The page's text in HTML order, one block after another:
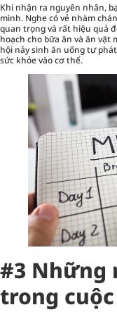
Khi nhận ra nguyên nhân,
mình. Nghe có vẻ nhàm
quan trọng và rất hiệu quả
hoạch cho bữa ăn và ăn vặt
hội nảy sinh ăn uống tự
sức khỏe vào cơ thể.
#3 Những
trong